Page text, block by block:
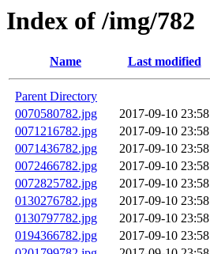
Index of /img/782
Name Last modified
Parent Directory
0070580782.jpg
2017-09-10 23:58
0071216782.jpg
2017-09-10 23:58
0071436782.jpg
2017-09-10 23:58
0072466782.jpg
2017-09-10 23:58
0072825782.jpg
2017-09-10 23:58
0130276782.jpg
2017-09-10 23:58
0130797782.jpg
2017-09-10 23:58
0194366782.jpg
2017-09-10 23:58